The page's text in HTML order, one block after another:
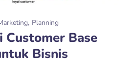
Planning
Customer Base
Bisnis